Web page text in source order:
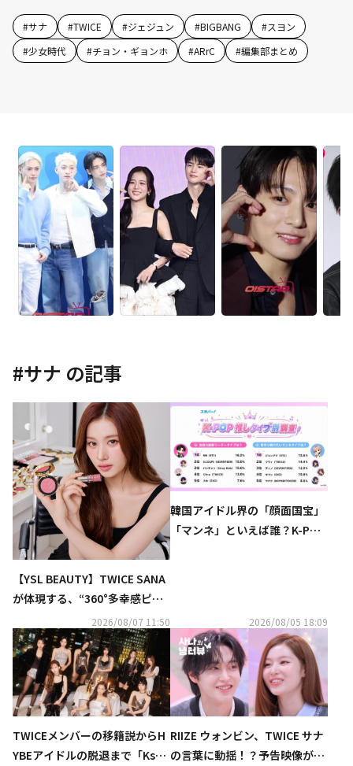
#サナ #TWICE #ジェジュン #BIGBANG #スヨン
#少女時代 #チョン・ギョンホ #ARrC #編集部まとめ
#サナ の記事
【YSL BEAUTY】TWICE SANA
が体現する、“360°多幸感ピン
ク”メイクアップ公開2026/08/07 11:50
韓国アイドル界の「顔面国宝」
「マンネ」といえば誰？K-POP
2026/08/05 18:09
TWICEメンバーの移籍説からH
YBEアイドルの脱退まで「Kstyl
RIIZE ウォンビン、TWICE サナ
の言葉に動揺！？予告映像が早